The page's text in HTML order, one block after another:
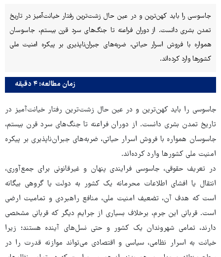
جاسوسی را باید کهن‌ترین و در عین حال زشت‌ترین رفتار خیانت‌آمیز در تاریخ
تمدن بشری دانست. از دوران فراعنه تا جنگ‌های سرد قرن بیستم، جاسوسان
همواره با فروش اسرار حیاتی، ضربه‌های جبران‌ناپذیری بر پیکره امنیت ملی
کشورها وارد کرده‌اند.
زمان مطالعه: ۴ دقیقه
جاسوسی را باید کهن‌ترین و در عین حال زشت‌ترین رفتار خیانت‌آمیز در
تاریخ تمدن بشری دانست. از دوران فراعنه تا جنگ‌های سرد قرن بیستم،
جاسوسان همواره با فروش اسرار حیاتی، ضربه‌های جبران‌ناپذیری بر پیکره
امنیت ملی کشورها وارد کرده‌اند.
در تعریف حقوقی، جاسوسی فرایندی پنهان و غیرقانونی برای جمع‌آوری،
انتقال یا افشای اطلاعات محرمانه یک کشور به دولت یا گروهی بیگانه
است که هدف آن، تضعیف امنیت ملی، منافع راهبردی و تمامیت ارضی
است. قربانی این جرم، برخلاف بسیاری از جرایم دیگر که قربانی مشخصی
دارند، تمامی شهروندان یک کشور و حتی نسل‌های آینده هستند؛ زیرا
خیانت به اسرار نظامی، سیاسی و اقتصادی می‌تواند موازنه قدرت را در